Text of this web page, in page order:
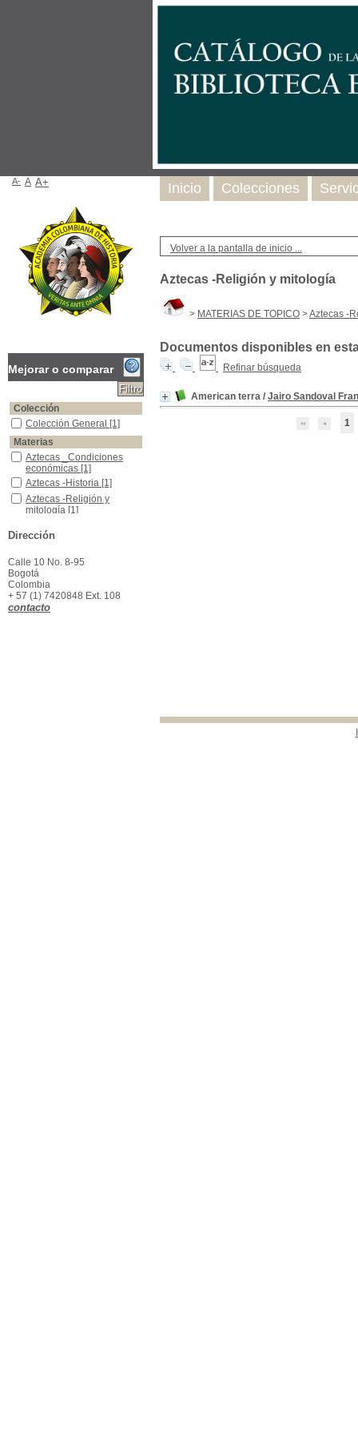
Volver a la pantalla de inicio ...
Aztecas -Religión y mitología
> MATERIAS DE TOPICO >Aztecas -
Documentos disponibles en
Refinar búsqueda
American terra / Jairo Sandoval
1
Inicio Colecciones
A- A A+
Mejorar o comparar
Colección
Colección General
Colección General [1]
Materias
Aztecas _Condiciones económicas
Aztecas _Condiciones
económicas [1]
Aztecas -Historia
Aztecas -Historia [1]
Aztecas -Religión y mitología
Aztecas -Religión y
mitología [1]
Dirección
Calle 10 No. 8-95
Bogotá
Colombia
+ 57 (1) 7420848 Ext. 108
contacto